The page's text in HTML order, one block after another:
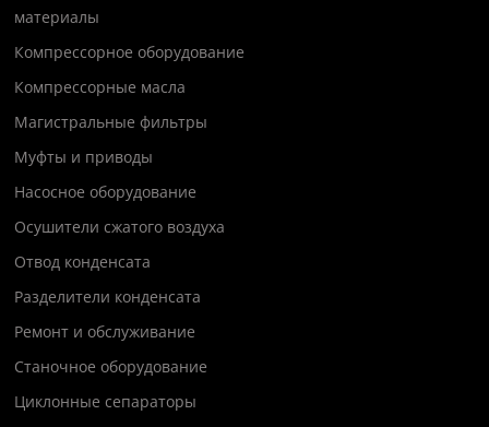
материалы
Компрессорное оборудование
Компрессорные масла
Магистральные фильтры
Муфты и приводы
Насосное оборудование
Осушители сжатого воздуха
Отвод конденсата
Разделители конденсата
Ремонт и обслуживание
Станочное оборудование
Циклонные сепараторы